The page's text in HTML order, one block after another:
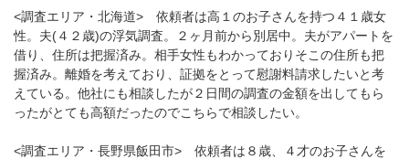
<調査エリア・北海道> 依頼者は高１のお子さんを持つ４１歳女
性。夫(４２歳)の浮気調査。２ヶ月前から別居中。夫がアパートを
借り、住所は把握済み。相手女性もわかっておりそこの住所も把
握済み。離婚を考えており、証拠をとって慰謝料請求したいと考
えている。他社にも相談したが２日間の調査の金額を出してもら
ったがとても高額だったのでこちらで相談したい。
<調査エリア・長野県飯田市> 依頼者は８歳、４才のお子さんを